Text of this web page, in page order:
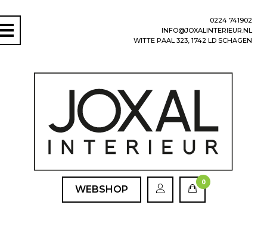
0224 741902
INFO@JOXALINTERIEUR.NL
WITTE PAAL 323, 1742 LD SCHAGEN
WEBSHOP
0